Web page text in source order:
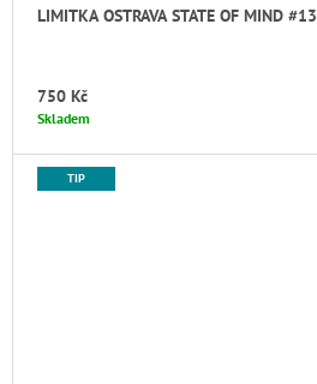
LIMITKA OSTRAVA STATE OF MIND #13
750 Kč
Skladem
TIP